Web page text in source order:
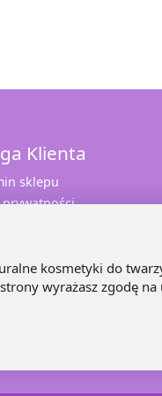
Klienta
sklepu
10%
opiniekosmetyki do
wyrażasz zgodę